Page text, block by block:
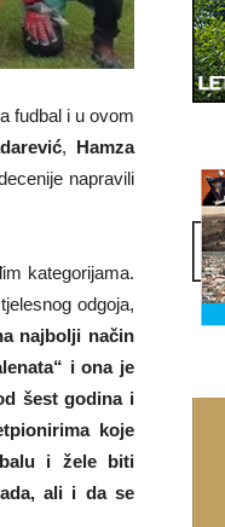
fudbal i u ovom
, Hamza
napravili
kategorijama.
odgoja,
najbolji način
i ona je
šest godina i
koje
i žele biti
ali i da se